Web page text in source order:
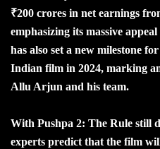
₹200 crores in net earnings
emphasizing its massive
has also set a new milestone
Indian film in 2024, marking
Allu Arjun and his team.
With Pushpa 2: The Rule still
experts predict that the film